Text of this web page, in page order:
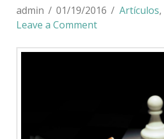
admin 01/19/2016 Artículos,
Leave a Comment